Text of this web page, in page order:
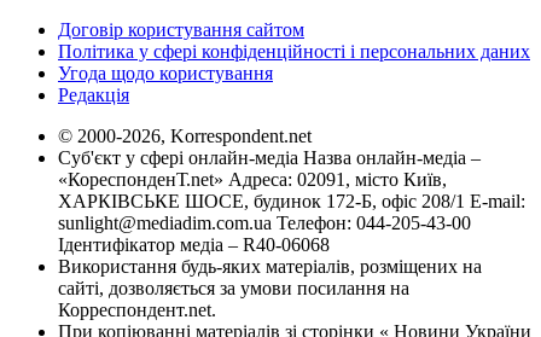
Договір користування сайтом
Політика у сфері конфіденційності і персональних даних
Угода щодо користування
Редакція
© 2000-2026, Korrespondent.net
Суб'єкт у сфері онлайн-медіа Назва онлайн-медіа –
«КореспонденТ.net» Адреса: 02091, місто Київ,
ХАРКІВСЬКЕ ШОСЕ, будинок 172-Б, офіс 208/1 E-mail:
sunlight@mediadim.com.ua Телефон: 044-205-43-00
Ідентифікатор медіа – R40-06068
Використання будь-яких матеріалів, розміщених на
сайті, дозволяється за умови посилання на
Корреспондент.net.
При копіюванні матеріалів зі сторінки « Новини України